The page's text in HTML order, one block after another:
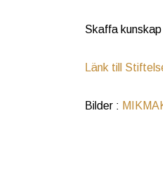
Skaffa
Länk till
Bilder :